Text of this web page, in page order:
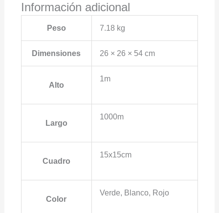
Información adicional
Peso 7.18 kg
Dimensiones 26 × 26 × 54 cm
Alto
1m
Largo
1000m
Cuadro
15x15cm
Color
Verde, Blanco, Rojo